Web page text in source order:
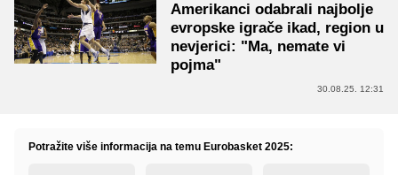
Amerikanci odabrali najbolje
evropske igrače ikad, region u
nevjerici: "Ma, nemate vi
pojma"
30.08.25. 12:31
Potražite više informacija na temu Eurobasket 2025: